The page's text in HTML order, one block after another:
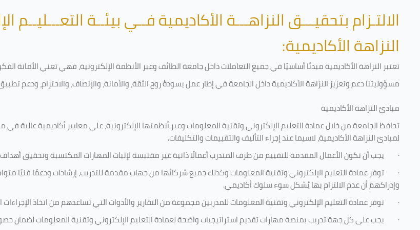
الالتـزام بتحقيـــق النزاهـــة الأكاديمية فــي بيئــة التعـــليــم
النزاهة الأكاديمية:
تعتبر النزاهة الأكاديمية مبدئا أساسيًا في جميع التعاملات داخل جامعة الطائف وعبر الأنظمة الإلكترونية، فهي تعني الأمانة
مسؤوليتنا دعم وتعزيز النزاهة الأكاديمية داخل الجامعة في إطار عمل يسودهُ روح الثقة، والأمانة، والإنصاف، والاحترام، ودعم
مبادئ النزاهة الأكاديمية
تحافظ الجامعة من خلال عمادة التعليم الإلكتروني وتقنية المعلومات وعبر أنظمتها الإلكترونية، على معايير أكاديمية
لمبادئ النزاهة الأكاديمية، لاسيما عند إجراء التأليف والتقييمات والتكليفات.
· يجب أن تكون الأعمال المقدمة للتقييم من طرف المتدرب أعمالًا ذاتية غير مقتبسة لإثبات المهارات المكتسبة وتحقيق أهداف
· توفر عمادة التعليم الإلكتروني وتقنية المعلومات وكذلك جميع شركائها من جهات مقدمة للتدريب، إرشادات ودعمًا فنيًا
وإدراكهم أن عدم الالتزام بها يُشكل سوء سلوك أكاديمي.
· توفر عمادة التعليم الإلكتروني وتقنية المعلومات للمدربين مجموعة من التقارير والأدوات التي تساعدهم من اتخاذ الإجراءات
· يجب على كل جهة تدريب بمنصة مهارات تقديم استراتيجيات واضحة لعمادة التعليم الإلكتروني وتقنية المعلومات لضمان